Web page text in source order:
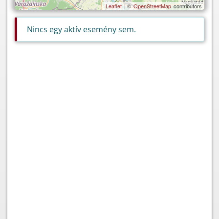
Leaflet| ©OpenStreetMap contributors
Nincs egy aktív esemény sem.